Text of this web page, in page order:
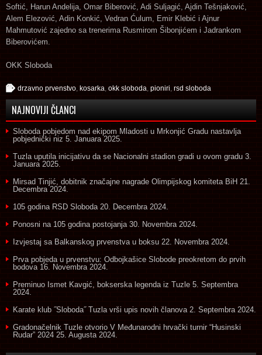
Softić, Harun Andelija, Omar Biberović, Adi Suljagić, Ajdin Tešnjaković,
Alem Elezović, Adin Konkić, Vedran Ćulum, Emir Klebić i Ajnur
Mahmutović zajedno sa trenerima Rusmirom Šibonjićem i Jadrankom
Biberovićem.
OKK Sloboda
drzavno prvenstvo kosarka okk sloboda pioniri rsd sloboda
NAJNOVIJI ČLANCI
Sloboda pobjedom nad ekipom Mladosti u Mrkonjić Gradu nastavlja
pobjednički niz 5. Januara 2025.
Tuzla uputila inicijativu da se Nacionalni stadion gradi u ovom gradu 3.
Januara 2025.
Mirsad Tinjić, dobitnik značajne nagrade Olimpijskog komiteta BiH 21.
Decembra 2024.
105 godina RSD Sloboda 20. Decembra 2024.
Ponosni na 105 godina postojanja 30. Novembra 2024.
Izvjestaj sa Balkanskog prvenstva u boksu 22. Novembra 2024.
Prva pobjeda u prvenstvu: Odbojkašice Slobode preokretom do prvih
bodova 16. Novembra 2024.
Preminuo Ismet Kavgić, bokserska legenda iz Tuzle 5. Septembra
2024.
Karate klub ˝Sloboda˝ Tuzla vrši upis novih članova 2. Septembra 2024.
Gradonačelnik Tuzle otvorio V Međunarodni hrvački turnir “Husinski
Rudar” 2024 25. Augusta 2024.